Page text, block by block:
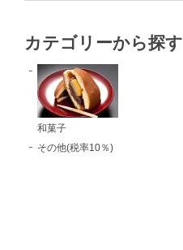
カテゴリーから探す
和菓子
その他(税率10％)